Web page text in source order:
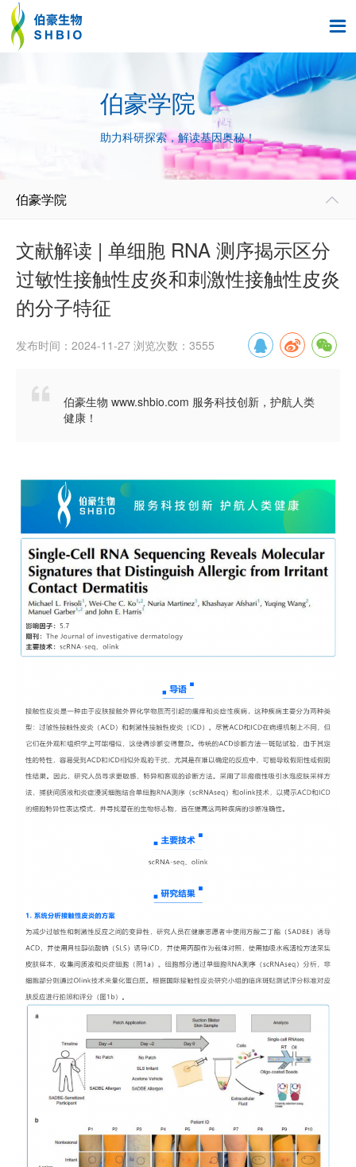

伯豪学院
助力科研探索，解读基因奥秘！
伯豪学院 
文献解读 | 单细胞 RNA 测序揭示区分
过敏性接触性皮炎和刺激性接触性皮炎
的分子特征
发布时间：2024-11-27 浏览次数：3555

伯豪生物 www.shbio.com 服务科技创新，护航人类
健康！